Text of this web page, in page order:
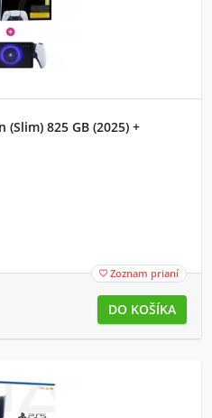
825 GB (2025) +
 Zoznam prianí